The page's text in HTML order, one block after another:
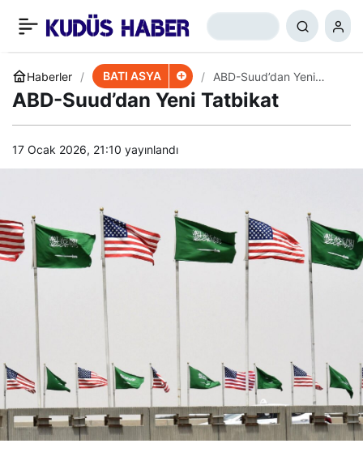
Haberler BATI ASYA
ABD-Suud’dan Yeni
Tatbikat
ABD-Suud’dan Yeni Tatbikat
17 Ocak 2026, 21:10 yayınlandı
Hamas’tan İsrail’e: Ağır
Bedel Ödersiniz
+ 0 Paylaş